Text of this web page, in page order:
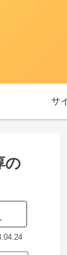
サ
の